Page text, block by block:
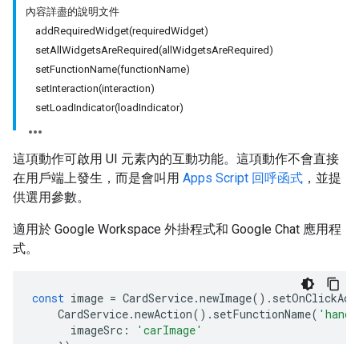
內容詳盡的說明文件
addRequiredWidget(requiredWidget)
setAllWidgetsAreRequired(allWidgetsAreRequired)
setFunctionName(functionName)
setInteraction(interaction)
setLoadIndicator(loadIndicator)
這項動作可啟用 UI 元素內的互動功能。這項動作不會直接
在用戶端上發生，而是會叫用 Apps Script 回呼函式 ，並提
供選用參數。
適用於 Google Workspace 外掛程式和 Google Chat 應用程
式。
const image = CardService.newImage().
CardService.newAction(). setFunctionName(
imageSrc :
'carImage'